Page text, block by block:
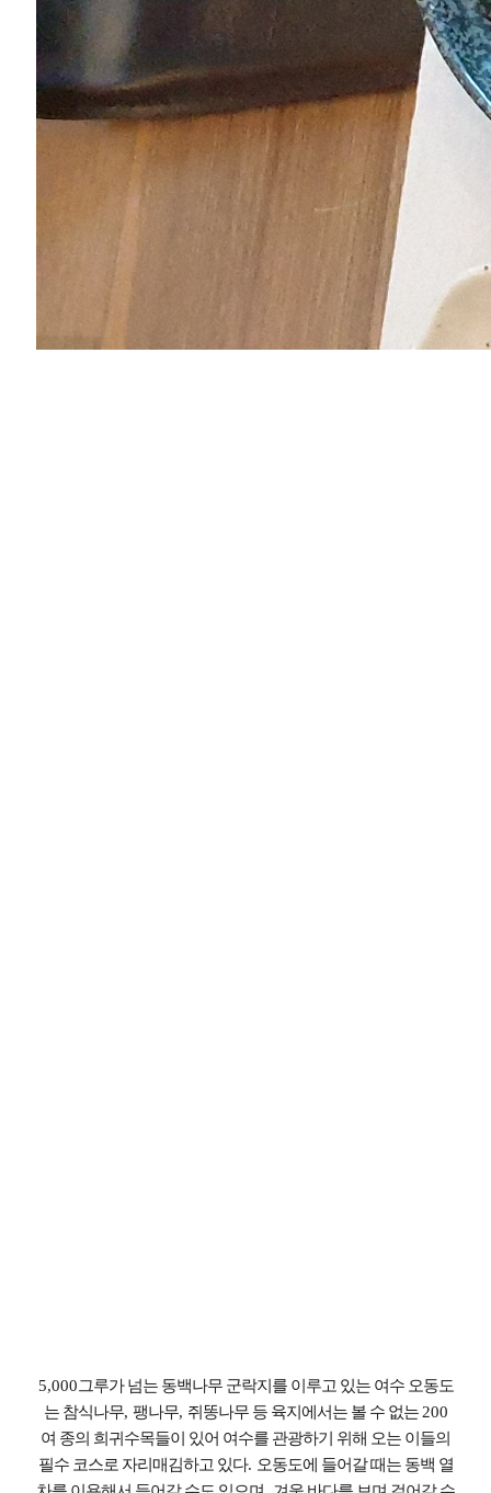
5,000그루가 넘는 동백나무 군락지를 이루고 있는 여수 오동도
는 참식나무, 팽나무, 쥐똥나무 등 육지에서는 볼 수 없는200
여 종의 희귀수목들이 있어 여수를 관광하기 위해 오는 이들의
필수 코스로 자리매김하고 있다. 오동도에 들어갈 때는 동백 열